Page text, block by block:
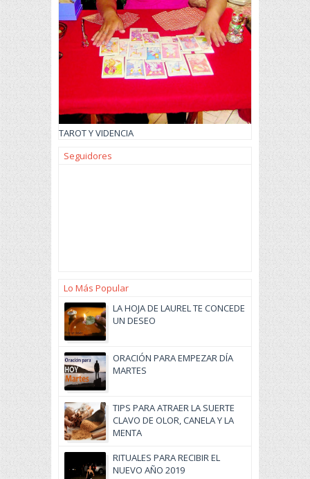
TAROT Y VIDENCIA
Seguidores
Lo Más Popular
LA HOJA DE LAUREL TE CONCEDE
UN DESEO
ORACIÓN PARA EMPEZAR DÍA
MARTES
TIPS PARA ATRAER LA SUERTE
CLAVO DE OLOR, CANELA Y LA
MENTA
RITUALES PARA RECIBIR EL
NUEVO AÑO 2019